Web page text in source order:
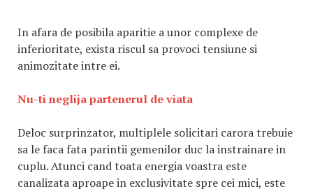
In afara de posibila aparitie a unor complexe de
inferioritate, exista riscul sa provoci tensiune si
animozitate intre ei.
Nu-ti neglija partenerul de viata
Deloc surprinzator, multiplele solicitari carora trebuie
sa le faca fata parintii gemenilor duc la instrainare in
cuplu. Atunci cand toata energia voastra este
canalizata aproape in exclusivitate spre cei mici, este